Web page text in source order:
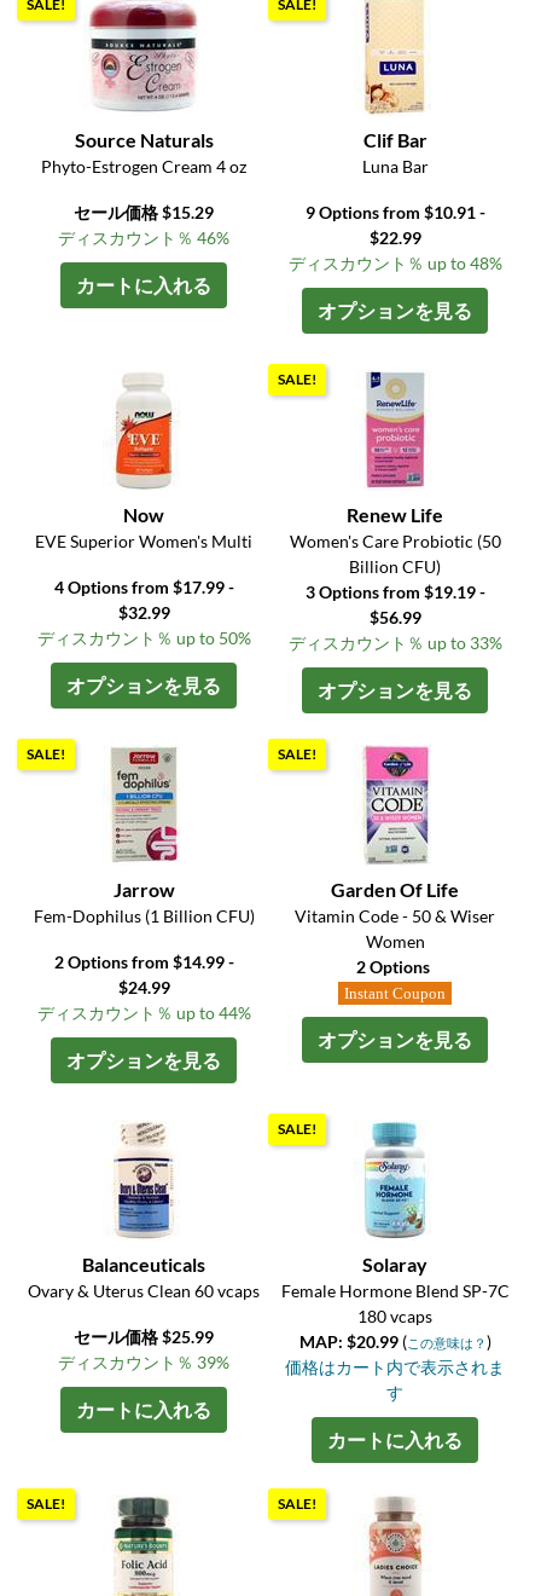
SALE!
Source Naturals
Phyto-Estrogen Cream 4 oz
セール価格 $15.29
ディスカウント％ 46%
カートに入れる
SALE!
Clif Bar
Luna Bar
9 Options from $10.91 -
$22.99
ディスカウント％ up to 48%
オプションを見る
Now
EVE Superior Women's Multi
4 Options from $17.99 -
$32.99
ディスカウント％ up to 50%
オプションを見る
SALE!
Renew Life
Women's Care Probiotic (50
Billion CFU)
3 Options from $19.19 -
$56.99
ディスカウント％ up to 33%
オプションを見る
SALE!
Jarrow
Fem-Dophilus (1 Billion CFU)
2 Options from $14.99 -
$24.99
ディスカウント％ up to 44%
オプションを見る
SALE!
Garden Of Life
Vitamin Code - 50 & Wiser
Women
2 Options
Instant Coupon
オプションを見る
Balanceuticals
Ovary & Uterus Clean 60 vcaps
セール価格 $25.99
ディスカウント％ 39%
カートに入れる
SALE!
Solaray
Female Hormone Blend SP-7C
180 vcaps
MAP: $20.99 (この意味は？ )
価格はカート内で表示されま
す
カートに入れる
SALE! SALE!